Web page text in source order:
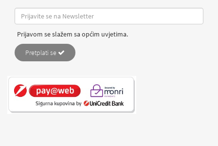
Prijavom se slažem sa općim uvjetima.
Pretplati se